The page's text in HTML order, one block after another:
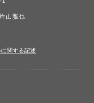
関する記述